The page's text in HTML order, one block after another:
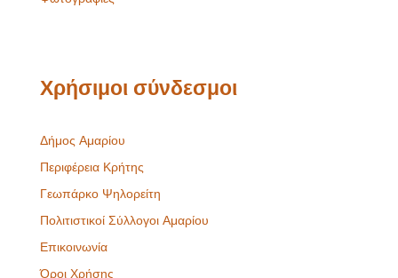
Χρήσιμοι σύνδεσμοι
Δήμος Αμαρίου
Περιφέρεια Κρήτης
Γεωπάρκο Ψηλορείτη
Πολιτιστικοί Σύλλογοι Αμαρίου
Επικοινωνία
Όροι Χρήσης